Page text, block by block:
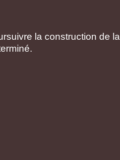
la construction de la